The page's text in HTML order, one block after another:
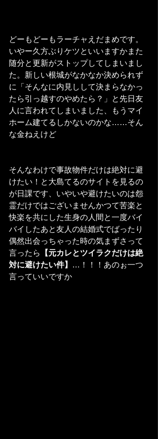
どーもどーもラーチャえだまめです。
いやー久方ぶりケツといいますかまた
随分と更新がストップしてしまいまし
た。新しい根城がなかなか決められず
に「そんなに内見しして決まらなかっ
たら引っ越すのやめたら？」と先日友
人に言われてしまいました、もうマイ
ホーム建てるしかないのかな……そん
な金ねえけど
そんなわけで事故物件だけは絶対に避
けたい！と大島てるのサイトを見るの
が日課です、いやいや避けたいのは怨
霊だけではございませんかつて苦楽と
快楽を共にした生身の人間と一度バイ
バイしたあと友人の結婚式でばったり
偶然出会っちゃった時の気まずさって
言ったら
【元カレとツイラクだけは絶
対に避けたい件】
…！！！あのぉ一つ
言っていいですか